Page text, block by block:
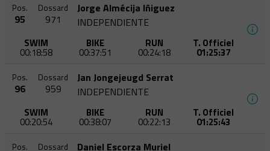
Pos.
95
Dossard
971
Jorge Almécija Iñiguez
INDEPENDIENTE
SWIM
00:18:58
BIKE
00:37:51
RUN
00:24:18
T. Officiel
01:25:37
Pos.
96
Dossard
959
Jan Jongejeugd Serrat
INDEPENDIENTE
SWIM
00:20:54
BIKE
00:38:07
RUN
00:22:13
T. Officiel
01:25:43
Pos. Dossard
Daniel Escorza Muriel